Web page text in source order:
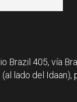
Brazil 405, vía
(al lado del Idaan),